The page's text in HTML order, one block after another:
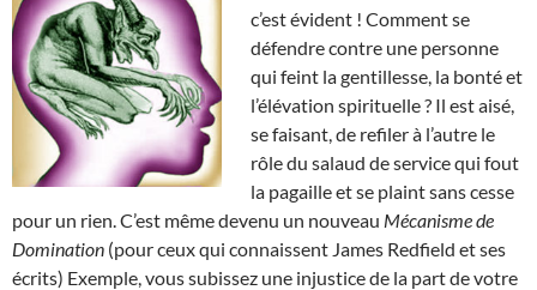
c’est évident ! Comment se
défendre contre une personne
qui feint la gentillesse, la bonté et
l’élévation spirituelle ? Il est aisé,
se faisant, de refiler à l’autre le
rôle du salaud de service qui fout
la pagaille et se plaint sans cesse
pour un rien. C’est même devenu un nouveau Mécanisme de
Domination (pour ceux qui connaissent James Redfield et ses
écrits) Exemple, vous subissez une injustice de la part de votre